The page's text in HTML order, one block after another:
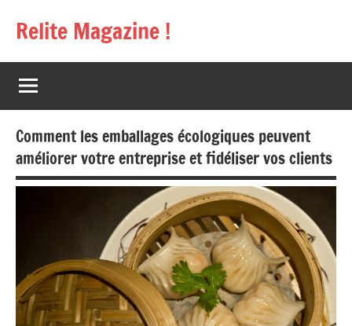
Relite Magazine !
Comment les emballages écologiques peuvent
améliorer votre entreprise et fidéliser vos clients